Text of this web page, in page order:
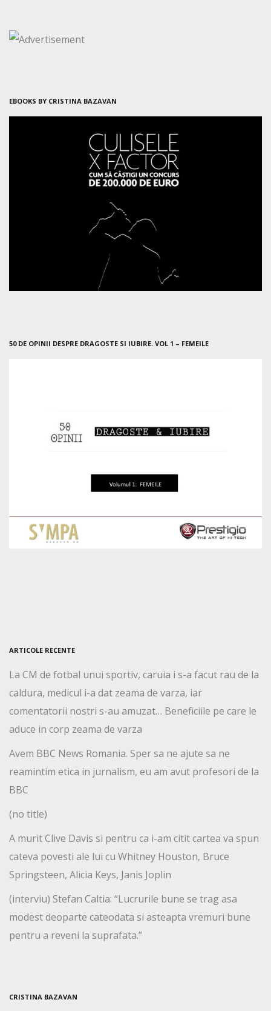
EBOOKS BY CRISTINA BAZAVAN
50 DE OPINII DESPRE DRAGOSTE SI IUBIRE. VOL 1 – FEMEILE
ARTICOLE RECENTE
La CM de fotbal unui sportiv, caruia i s-a facut rau de la
caldura, medicul i-a dat zeama de varza, iar
comentatorii nostri s-au amuzat… Beneficiile pe care le
aduce in corp zeama de varza
Avem BBC News Romania. Sper sa ne ajute sa ne
reamintim etica in jurnalism, eu am avut profesori de la
BBC
(no title)
A murit Clive Davis si pentru ca i-am citit cartea va spun
cateva povesti ale lui cu Whitney Houston, Bruce
Springsteen, Alicia Keys, Janis Joplin
(interviu) Stefan Caltia: “Lucrurile bune se trag asa
modest deoparte cateodata si asteapta vremuri bune
pentru a reveni la suprafata.”
CRISTINA BAZAVAN